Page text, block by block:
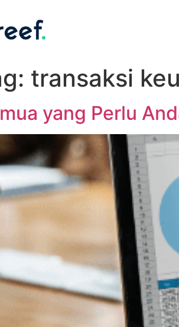
transaksi
yang Perlu